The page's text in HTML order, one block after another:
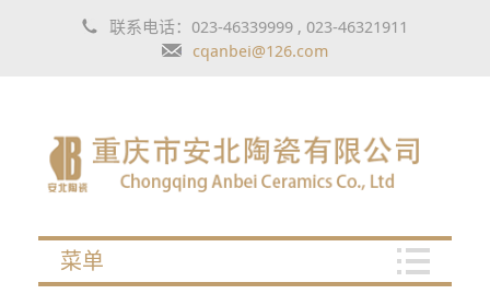
联系电话：023-46339999 , 023-46321911
cqanbei@126.com
菜单